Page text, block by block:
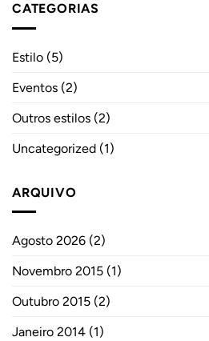
CATEGORIAS
Estilo (5)
Eventos (2)
Outros estilos (2)
Uncategorized (1)
ARQUIVO
Agosto 2026 (2)
Novembro 2015 (1)
Outubro 2015 (2)
Janeiro 2014 (1)